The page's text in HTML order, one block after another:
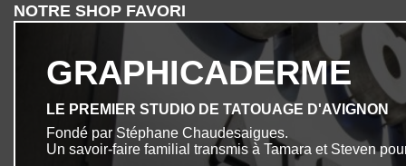
NOTRE SHOP FAVORI
GRAPHICADERME
LE PREMIER STUDIO DE TATOUAGE D'AVIGNON
Fondé par Stéphane Chaudesaigues.
Un savoir-faire familial transmis à Tamara et Steven